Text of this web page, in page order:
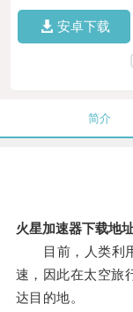
安卓下载
简介
火星加速器下载地
目前，人类利用
速，因此在太空旅
达目的地。